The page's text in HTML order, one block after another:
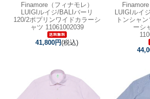
Finamore（フィナモレ）
LUIGIルイジ/BALIバーリ
120/2ポプリンワイドカラーシ
ャツ 11061002039
41,800円(税込)
Finamore
LUIGIルイ
トンシャ
ーシ